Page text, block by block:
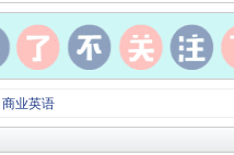
商业英语